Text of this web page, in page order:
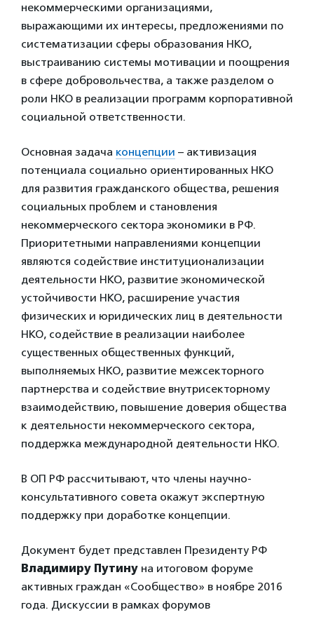
некоммерческими организациями,
выражающими их интересы, предложениями по
систематизации сферы образования НКО,
выстраиванию системы мотивации и поощрения
в сфере добровольчества, а также разделом о
роли НКО в реализации программ корпоративной
социальной ответственности.
Основная задача концепции – активизация
потенциала социально ориентированных НКО
для развития гражданского общества, решения
социальных проблем и становления
некоммерческого сектора экономики в РФ.
Приоритетными направлениями концепции
являются содействие институционализации
деятельности НКО, развитие экономической
устойчивости НКО, расширение участия
физических и юридических лиц в деятельности
НКО, содействие в реализации наиболее
существенных общественных функций,
выполняемых НКО, развитие межсекторного
партнерства и содействие внутрисекторному
взаимодействию, повышение доверия общества
к деятельности некоммерческого сектора,
поддержка международной деятельности НКО.
В ОП РФ рассчитывают, что члены научно-
консультативного совета окажут экспертную
поддержку при доработке концепции.
Документ будет представлен Президенту РФ
Владимиру Путину на итоговом форуме
активных граждан «Сообщество» в ноябре 2016
года. Дискуссии в рамках форумов